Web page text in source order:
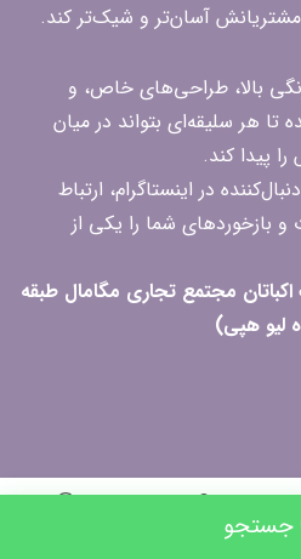
حساب کاربری جستجو
مشتریانش آسان‌تر و شیک‌تر کند.
بالا، طراحی‌های خاص، و
هر سلیقه‌ای بتواند در میان
پیدا کند.
بیش از ۸۵۰ هزار دنبال‌کننده در اینستاگرام، ارتباط
بازخوردهای شما را یکی از
مجتمع تجاری مگامال طبقه